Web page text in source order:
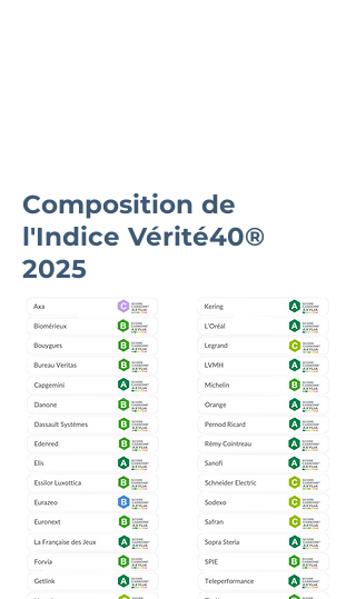
Composition de
l'Indice Vérité40®
2025